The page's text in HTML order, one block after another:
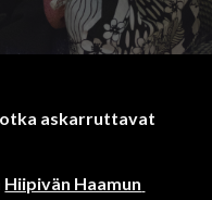
askarruttavat
Hiipivän Haamun